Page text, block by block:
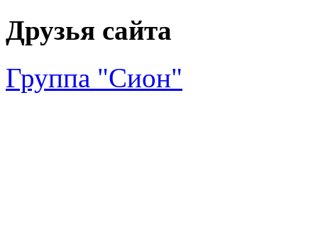
Друзья сайта
Группа "Сион"